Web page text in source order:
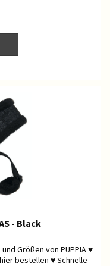
- Black
Größen von PUPPIA ♥
bestellen ♥ Schnelle